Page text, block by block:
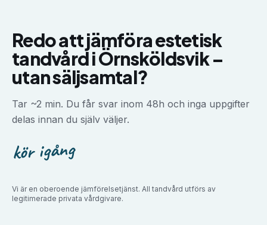
Redo att jämföraestetisk
tandvårdiÖrnsköldsvik–
utan säljsamtal?
Tar ~2 min. Du får svar inom 48h och inga uppgifter
delas innan du själv väljer.
kör igång
Vi är en oberoende jämförelsetjänst. All tandvård utförs av
legitimerade privata vårdgivare.